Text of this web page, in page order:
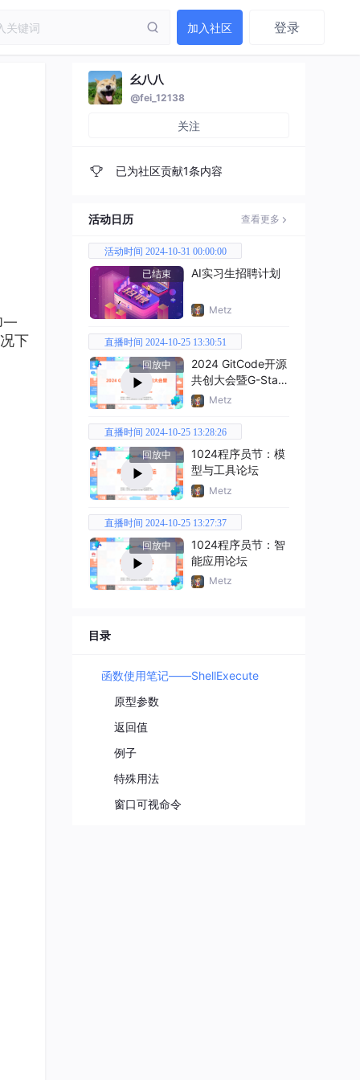
加入社区 登录
下
幺八八
@fei_12138
关注
已为社区贡献1条内容
活动日历 查看更多
活动时间 2024-10-31 00:00:00
已结束
AI实习生招聘计划
Metz
直播时间 2024-10-25 13:30:51
回放中
2024 GitCode开源
共创大会暨G-Star
嘉年华
Metz
直播时间 2024-10-25 13:28:26
回放中
1024程序员节：模
型与工具论坛
Metz
直播时间 2024-10-25 13:27:37
回放中
1024程序员节：智
能应用论坛
Metz
目录
函数使用笔记——ShellExecute
原型参数
返回值
例子
特殊用法
窗口可视命令